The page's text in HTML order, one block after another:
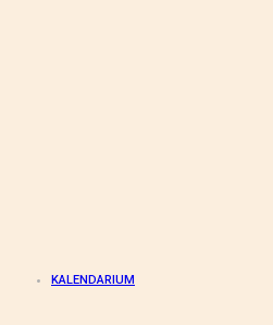
KALENDARIUM